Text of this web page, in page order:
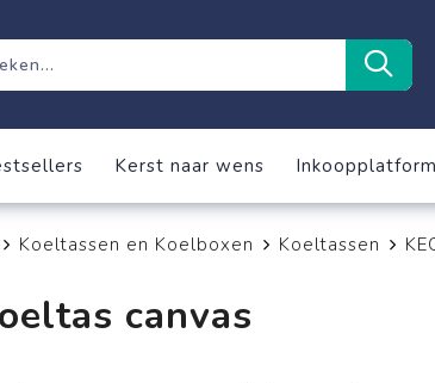
Kerst naar wens Inkoopplatform
Koeltassen en Koelboxen Koeltassen
canvas